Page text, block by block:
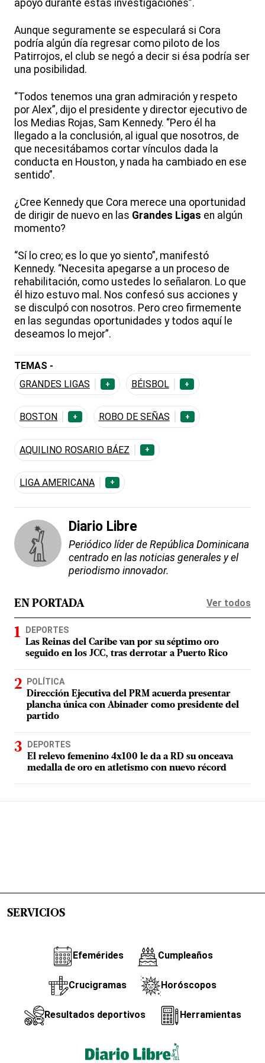
apoyo durante estas investigaciones”.
Aunque seguramente se especulará si Cora
podría algún día regresar como piloto de los
Patirrojos, el club se negó a decir si ésa podría ser
una posibilidad.
“Todos tenemos una gran admiración y respeto
por Alex”, dijo el presidente y director ejecutivo de
los Medias Rojas, Sam Kennedy. “Pero él ha
llegado a la conclusión, al igual que nosotros, de
que necesitábamos cortar vínculos dada la
conducta en Houston, y nada ha cambiado en ese
sentido”.
¿Cree Kennedy que Cora merece una oportunidad
de dirigir de nuevo en las Grandes Ligas en algún
momento?
“Sí lo creo; es lo que yo siento”, manifestó
Kennedy. “Necesita apegarse a un proceso de
rehabilitación, como ustedes lo señalaron. Lo que
él hizo estuvo mal. Nos confesó sus acciones y
se disculpó con nosotros. Pero creo firmemente
en las segundas oportunidades y todos aquí le
deseamos lo mejor”.
TEMAS -
GRANDES LIGAS
+ BÉISBOL +
BOSTON + ROBO DE SEÑAS +
AQUILINO ROSARIO BÁEZ +
LIGA AMERICANA +
Diario Libre
Periódico líder de República Dominicana
centrado en las noticias generales y el
periodismo innovador.
EN PORTADA Ver todos
DEPORTES
Las Reinas del Caribe van por su séptimo oro
seguido en los JCC, tras derrotar a Puerto Rico
POLÍTICA
Dirección Ejecutiva del PRM acuerda presentar
plancha única con Abinader como presidente del
partido
DEPORTES
El relevo femenino 4x100 le da a RD su onceava
medalla de oro en atletismo con nuevo récord
SERVICIOS
Efemérides Cumpleaños
Crucigramas Horóscopos
Resultados deportivos Herramientas